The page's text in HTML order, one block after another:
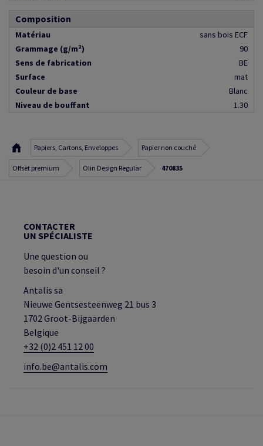
Composition
Matériau
sans bois ECF
Grammage (g/m²)
90
Sens de fabrication
BE
Surface
mat
Couleur de base
Blanc
Niveau de bouffant
1.30
Papiers, Cartons, Enveloppes Papier non couché
Offset premium Olin Design Regular 470835
CONTACTER
UN SPÉCIALISTE
Une question ou
besoin d'un conseil ?
Antalis sa
Nieuwe Gentsesteenweg 21 bus 3
1702 Groot-Bijgaarden
Belgique
+32 (0)2 451 12 00
info.be@antalis.com